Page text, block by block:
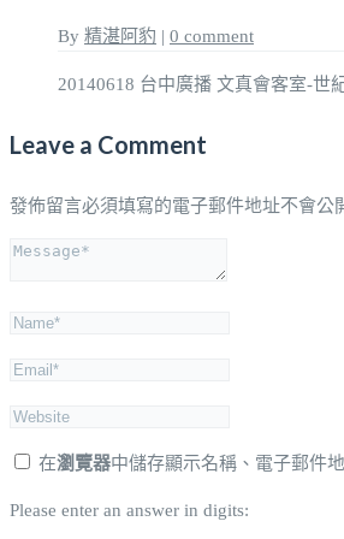
By 精湛阿豹 | 0 comment
20140618 台中廣播 文真會客室-世
Leave a Comment
發佈留言必須填寫的電子郵件地址不會公
在瀏覽器中儲存顯示名稱、電子郵件
Please enter an answer in digits: